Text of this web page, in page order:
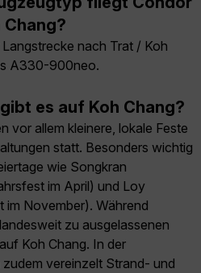
nach Trat / Koh
A330-900neo.
es auf Koh Chang?
vor allem kleinere, lokale Feste
statt. Besonders wichtig
wie Songkran
im April) und Loy
im November). Während
zu ausgelassenen
Koh Chang. In der
vereinzelt Strand- und